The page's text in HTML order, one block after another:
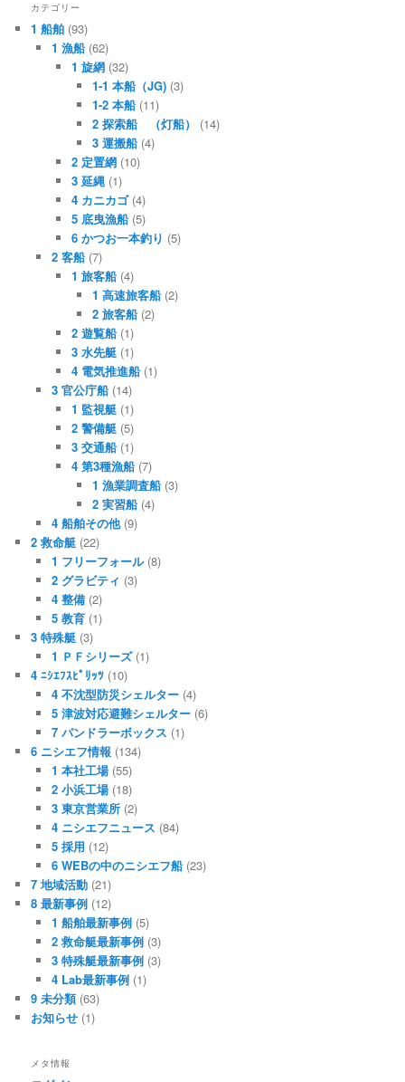
イ
ブ
カテゴリー
1 船舶 (93)
1 漁船(62)
1 旋網 (32)
1-1 本船（JG)(3)
1-2 本船(11)
2 探索船 （灯船）
(14)
3 運搬船(4)
2 定置網 (10)
3 延縄 (1)
4 カニカゴ(4)
5 底曳漁船 (5)
6 かつお一本釣り (5)
2 客船(7)
1 旅客船 (4)
1 高速旅客船(2)
2 旅客船(2)
2 遊覧船 (1)
3 水先艇 (1)
4 電気推進船 (1)
3 官公庁船(14)
1 監視艇 (1)
2 警備艇 (5)
3 交通船 (1)
4 第3種漁船 (7)
1 漁業調査船(3)
2 実習船(4)
4 船舶その他(9)
2 救命艇 (22)
1 フリーフォール(8)
2 グラビティ (3)
4 整備(2)
5 教育(1)
3 特殊艇 (3)
1 ＰＦシリーズ(1)
4 ﾆｼｴﾌｽﾋﾟﾘｯﾂ (10)
4 不沈型防災シェルター(4)
5 津波対応避難シェルター(6)
7 パンドラーボックス (1)
6 ニシエフ情報 (134)
1 本社工場(55)
2 小浜工場(18)
3 東京営業所(2)
4 ニシエフニュース (84)
5 採用 (12)
6 WEBの中のニシエフ船(23)
7 地域活動 (21)
8 最新事例 (12)
1 船舶最新事例(5)
2 救命艇最新事例(3)
3 特殊艇最新事例(3)
4 Lab最新事例(1)
9 未分類(63)
お知らせ (1)
メタ情報